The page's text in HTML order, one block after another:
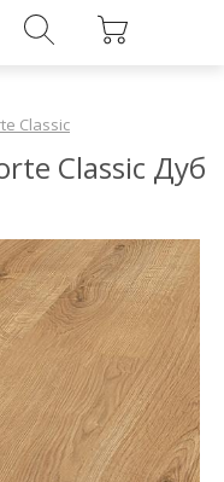
Classic
Classic Дуб